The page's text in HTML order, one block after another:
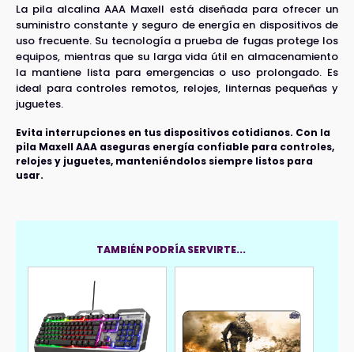
cantidad
La pila alcalina AAA Maxell está diseñada para ofrecer un
suministro constante y seguro de energía en dispositivos de
uso frecuente. Su tecnología a prueba de fugas protege los
equipos, mientras que su larga vida útil en almacenamiento
la mantiene lista para emergencias o uso prolongado. Es
ideal para controles remotos, relojes, linternas pequeñas y
juguetes.
Evita interrupciones en tus dispositivos cotidianos. Con la
pila Maxell AAA aseguras energía confiable para controles,
relojes y juguetes, manteniéndolos siempre listos para
usar.
TAMBIÉN PODRÍA SERVIRTE...